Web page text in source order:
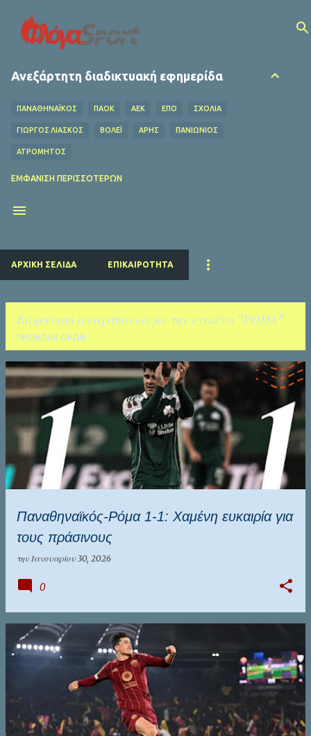
Ανεξάρτητη διαδικτυακή εφημερίδα
ΠΑΝΑΘΗΝΑΪΚΟΣ ΠΑΟΚ ΑΕΚ ΕΠΟ ΣΧΌΛΙΑ
ΓΙΩΡΓΟΣ ΛΙΑΣΚΟΣ ΒΌΛΕΪ ΑΡΗΣ ΠΑΝΙΩΝΙΟΣ
ΑΤΡΟΜΗΤΟΣ
ΟΦΗ
EUROLEAGUE
ΠΑΡΙ ΣΕΝ ΖΕΡΜΕΝ
ΛΙΒΕΡΠΟΥΛ ΜΑΝΤΣΕΣΤΕΡ ΓΙΟΥΝΑΪΤΕΝΤ
ΜΑΝΤΣΕΣΤΕΡ ΣΙΤΙ ΤΣΕΛΣΙ ΑΡΣΕΝΑΛ ΑΤΛΕΤΙΚΟ ΜΑΔΡΙΤΗΣ
ΚΑΛΑΜΑΤΑ ΤΑΛΕΝΤΑ
ΕΜΦΆΝΙΣΗ ΠΕΡΙΣΣΌΤΕΡΩΝ
ΑΡΧΙΚΉ ΣΕΛΊΔΑ ΕΠΙΚΑΙΡΌΤΗΤΑ
Εμφάνιση αναρτήσεων με την ετικέτα ΡΟΜΑ
ΠΡΟΒΟΛΉ ΌΛΩΝ
Α
ν
τ
ή
Παναθηναϊκός-Ρόμα 1-1: Χαμένη ευκαιρία για
τους πράσινους
την Ιανουαρίου 30, 2026
0